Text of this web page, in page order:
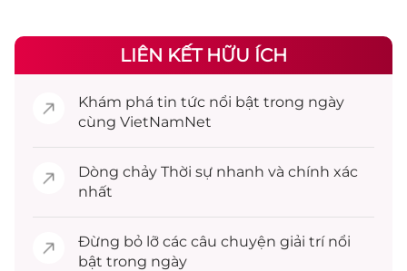
LIÊN KẾT HỮU ÍCH
Khám phá tin tức nổi bật trong ngày
cùng VietNamNet
Dòng chảy Thời sự nhanh và chính xác
nhất
Đừng bỏ lỡ các câu chuyện giải trínổi
bật trong ngày